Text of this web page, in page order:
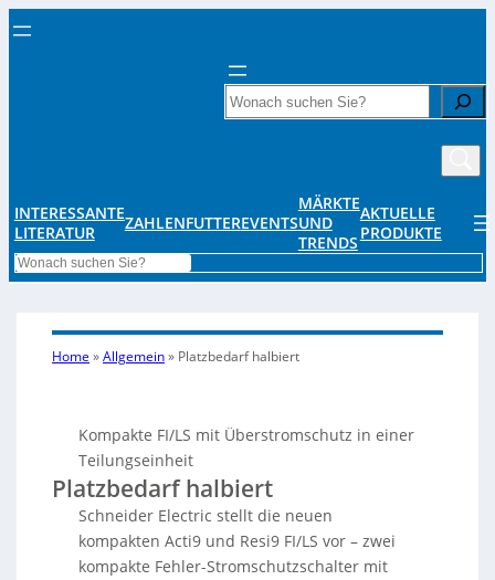
Search
INTERESSANTE
LITERATUR
ZAHLENFUTTEREVENTS
MÄRKTE
UND
TRENDS
AKTUELLE
PRODUKTE
Search
Home »Allgemein» Platzbedarf halbiert
Kompakte FI/LS mit Überstromschutz in einer
Teilungseinheit
Platzbedarf halbiert
Schneider Electric stellt die neuen
kompakten Acti9 und Resi9 FI/LS vor – zwei
kompakte Fehler-Stromschutzschalter mit